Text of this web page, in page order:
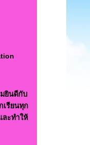
ยินดีกับ
เรียนทุก
ละทำให้